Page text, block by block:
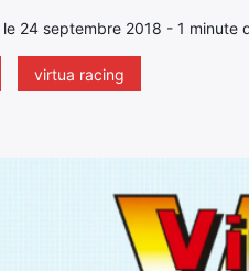
24 septembre 2018 - 1 minute
virtua racing